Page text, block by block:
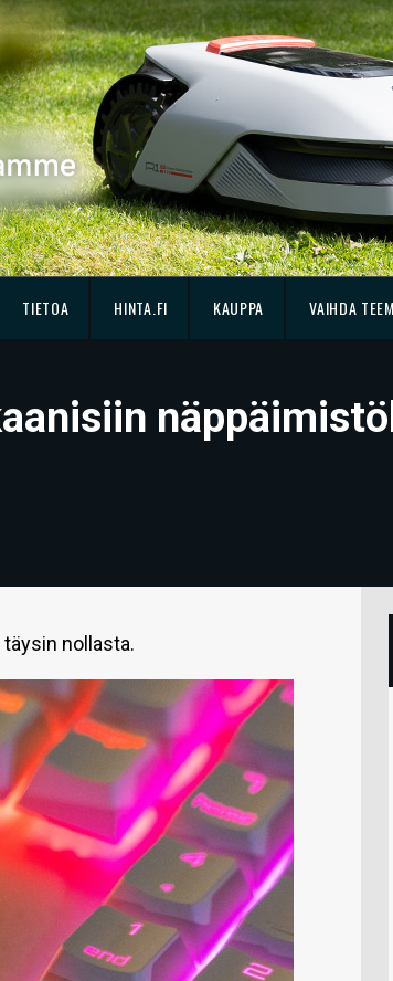
TIETOA HINTA.FI KAUPPA VAIHDA
nollasta.